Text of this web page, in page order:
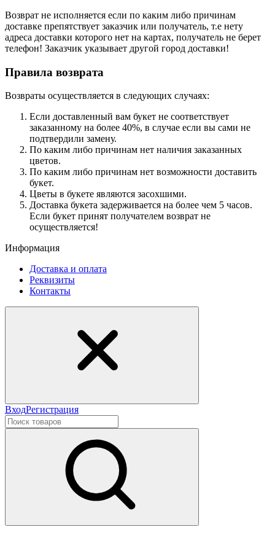
Возврат не исполняется если по каким либо причинам
доставке препятствует заказчик или получатель, т.е нету
адреса доставки которого нет на картах, получатель не берет
телефон! Заказчик указывает другой город доставки!
Правила возврата
Возвраты осуществляется в следующих случаях:
Если доставленный вам букет не соответствует
заказанному на более 40%, в случае если вы сами не
подтвердили замену.
По каким либо причинам нет наличия заказанных
цветов.
По каким либо причинам нет возможности доставить
букет.
Цветы в букете являются засохшими.
Доставка букета задерживается на более чем 5 часов.
Если букет принят получателем возврат не
осуществляется!
Информация
Доставка и оплата
Реквизиты
Контакты
ВходРегистрация